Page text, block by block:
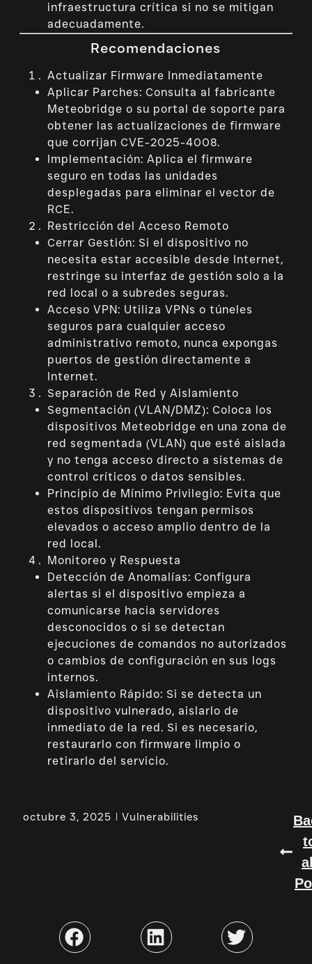
infraestructura crítica si no se mitigan
adecuadamente.
Recomendaciones
Actualizar Firmware Inmediatamente
Aplicar Parches: Consulta al fabricante
Meteobridge o su portal de soporte para
obtener las actualizaciones de firmware
que corrijan CVE-2025-4008.
Implementación: Aplica el firmware
seguro en todas las unidades
desplegadas para eliminar el vector de
RCE.
Restricción del Acceso Remoto
Cerrar Gestión: Si el dispositivo no
necesita estar accesible desde Internet,
restringe su interfaz de gestión solo a la
red local o a subredes seguras.
Acceso VPN: Utiliza VPNs o túneles
seguros para cualquier acceso
administrativo remoto, nunca expongas
puertos de gestión directamente a
Internet.
Separación de Red y Aislamiento
Segmentación (VLAN/DMZ): Coloca los
dispositivos Meteobridge en una zona de
red segmentada (VLAN) que esté aislada
y no tenga acceso directo a sistemas de
control críticos o datos sensibles.
Principio de Mínimo Privilegio: Evita que
estos dispositivos tengan permisos
elevados o acceso amplio dentro de la
red local.
Monitoreo y Respuesta
Detección de Anomalías: Configura
alertas si el dispositivo empieza a
comunicarse hacia servidores
desconocidos o si se detectan
ejecuciones de comandos no autorizados
o cambios de configuración en sus logs
internos.
Aislamiento Rápido: Si se detecta un
dispositivo vulnerado, aislarlo de
inmediato de la red. Si es necesario,
restaurarlo con firmware limpio o
retirarlo del servicio.
octubre 3, 2025 Vulnerabilities